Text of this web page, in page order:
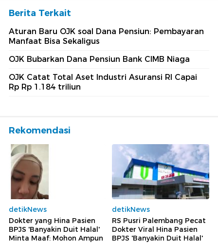
Berita Terkait
Aturan Baru OJK soal Dana Pensiun: Pembayaran
Manfaat Bisa Sekaligus
OJK Bubarkan Dana Pensiun Bank CIMB Niaga
OJK Catat Total Aset Industri Asuransi RI Capai
Rp Rp 1.184 triliun
Rekomendasi
detikNews
Dokter yang Hina Pasien
BPJS 'Banyakin Duit Halal'
Minta Maaf: Mohon Ampun
detikNews
RS Pusri Palembang Pecat
Dokter Viral Hina Pasien
BPJS 'Banyakin Duit Halal'